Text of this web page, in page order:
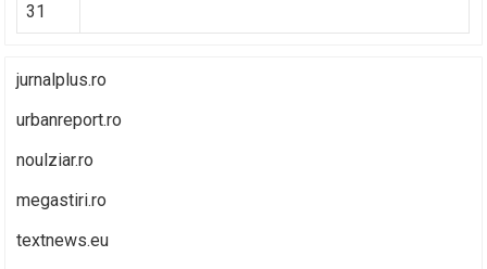
31
jurnalplus.ro
urbanreport.ro
noulziar.ro
megastiri.ro
textnews.eu